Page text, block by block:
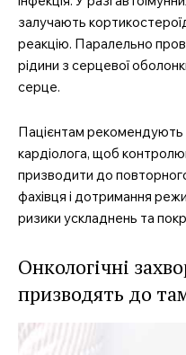
залучають
реакцію. Паралельно
рідини з серцевої
серце.
Пацієнтам рекомендують
кардіолога, щоб
призводити до
фахівця і дотримання
ризики ускладнень та
Онкологічні
призводять до